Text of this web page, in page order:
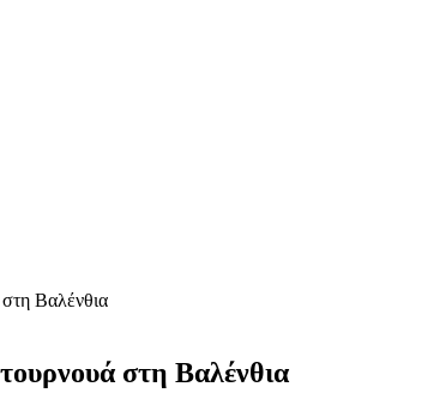
Βαλένθια
στη Βαλένθια